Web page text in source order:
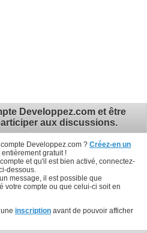
Developpez.com et être
aux discussions.
Developpez.com ? Créez-en un
entièrement gratuit !
et qu'il est bien activé, connectez-
dessous.
message, il est possible que
votre compte ou que celui-ci soit en
inscription avant de pouvoir afficher